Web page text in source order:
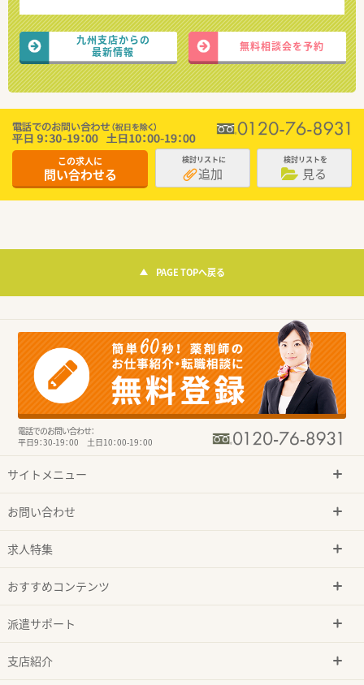
九州支店からの
最新情報
無料相談会を予約
この求人に
問い合わせる
検討リストに
追加
検討リストを
見る
PAGE TOPへ戻る
電話でのお問い合わせ：
平日9：30-19：00 土日10：00-19：00
サイトメニュー
お問い合わせ
求人特集
おすすめコンテンツ
派遣サポート
支店紹介